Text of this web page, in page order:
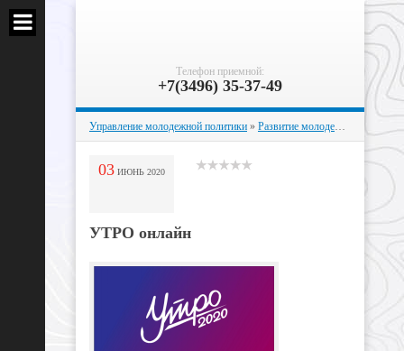
Телефон приемной:
+7(3496) 35-37-49
Управление молодежной политики » Развитие молодежных инициатив
03 ИЮНЬ 2020
УТРО онлайн